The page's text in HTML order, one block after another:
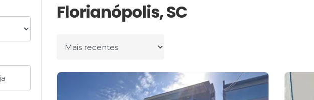
Florianópolis, SC
Ordenar por